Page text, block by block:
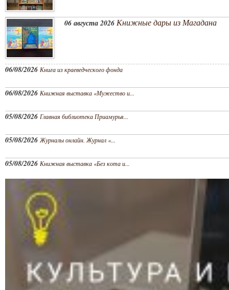
06 августа 2026 Книжные дары из Магадана
06/08/2026 Книга из краеведческого фонда
06/08/2026 Книжная выставка «Мужество и...
05/08/2026 Главная библиотека Приамурья...
05/08/2026Журналы онлайн. Журнал «...
05/08/2026 Книжная выставка «Без кота и...